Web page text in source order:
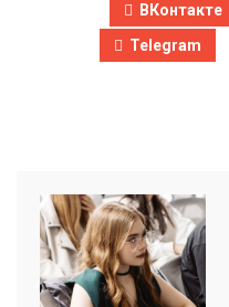
ВКонтакте
Telegram